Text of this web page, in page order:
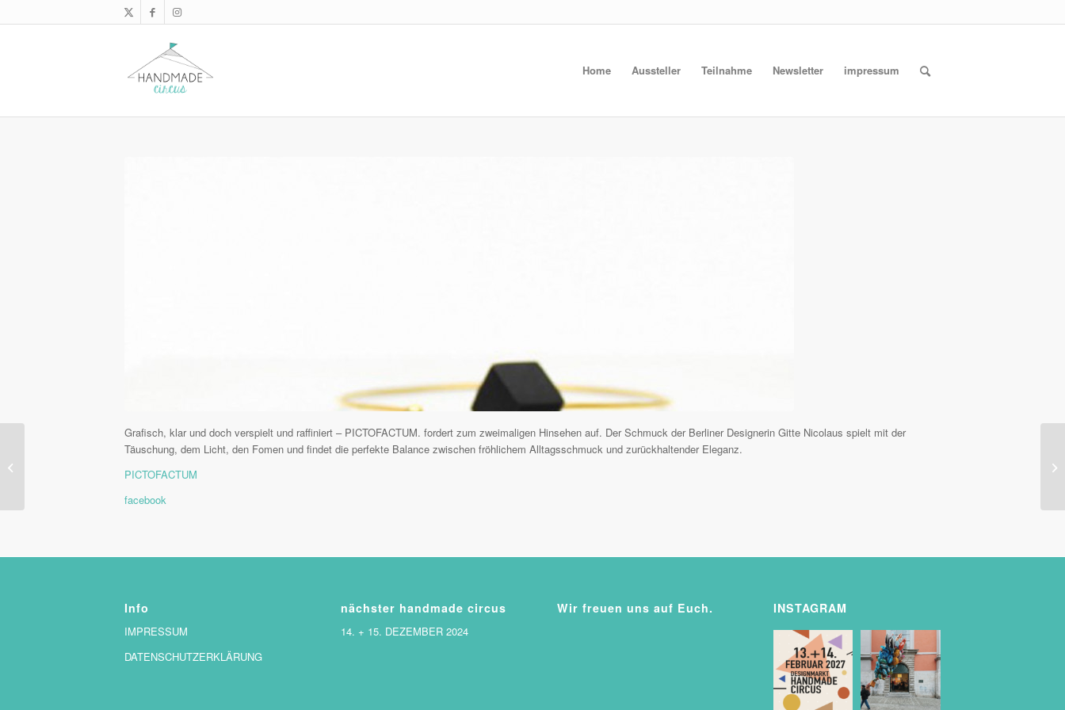
Home Aussteller Teilnahme Newsletter impressum
Grafisch, klar und doch verspielt und raffiniert – PICTOFACTUM. fordert zum zweimaligen Hinsehen auf. Der Schmuck der Berliner Designerin Gitte Nicolaus spielt mit der
Täuschung, dem Licht, den Fomen und findet die perfekte Balance zwischen fröhlichem Alltagsschmuck und zurückhaltender Eleganz.
PICTOFACTUM
facebook
Info
IMPRESSUM
DATENSCHUTZERKLÄRUNG
nächster handmade circus
14. + 15. DEZEMBER 2024
Wir freuen uns auf Euch. INSTAGRAM